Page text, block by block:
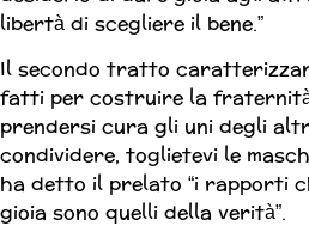
libertà di scegliere il bene.”
Il secondo tratto
fatti per costruire la
prendersi cura gli uni degli
condividere, toglietevi le
ha detto il prelato “i rapporti
gioia sono quelli della verità”.